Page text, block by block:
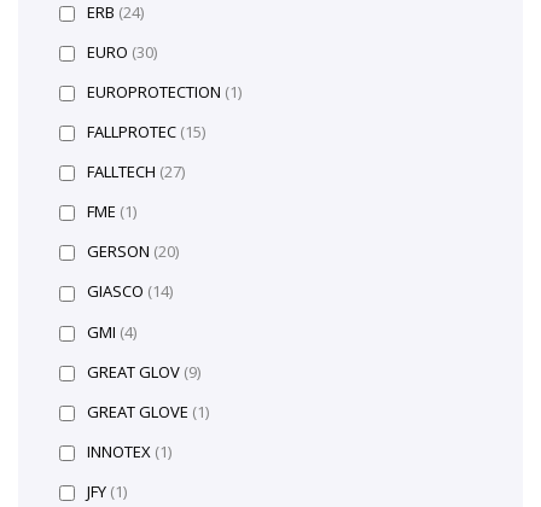
ERB (24)
EURO (30)
EUROPROTECTION (1)
FALLPROTEC (15)
FALLTECH (27)
FME (1)
GERSON (20)
GIASCO (14)
GMI (4)
GREAT GLOV (9)
GREAT GLOVE (1)
INNOTEX (1)
JFY (1)